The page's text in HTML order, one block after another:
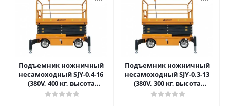
Подъемник ножничный
несамоходный SJY-0.4-16
(380V, 400 кг, высота
подъема 16 м) SMART в
Подъемник ножничный
несамоходный SJY-0.3-13
(380V, 300 кг, высота
подъема 13 м) SMART в